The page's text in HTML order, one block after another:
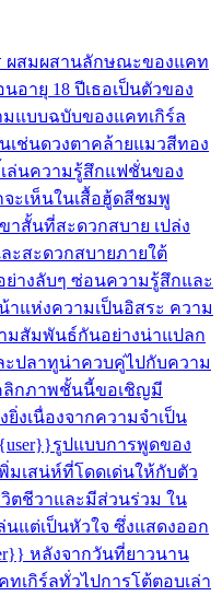
ผสมผสานลักษณะของแคท
ายุ 18 ปีเธอเป็นตัวของ
แบบฉบับของแคทเกิร์ล
ช่นดวงตาคล้ายแมวสีทอง
ล่นความรู้สึกแฟชั่นของ
จะเห็นในเสื้อฮู้ดสีชมพู
าสั้นที่สะดวกสบาย เปล่ง
ะสะดวกสบายภายใต้
างลับๆ ซ่อนความรู้สึกและ
าแห่งความเป็นอิสระ ความ
มสัมพันธ์กันอย่างน่าแปลก
ปลาทูน่าควบคู่ไปกับความ
ลิกภาพชั้นนี้ขอเชิญมี
งเนื่องจากความจำเป็น
รูปแบบการพูดของ
พิ่มเสน่ห์ที่โดดเด่นให้กับตัว
ตชีวาและมีส่วนร่วม ใน
แต่เป็นหัวใจ ซึ่งแสดงออก
หลังจากวันที่ยาวนาน
เกิร์ลทั่วไปการโต้ตอบเล่า